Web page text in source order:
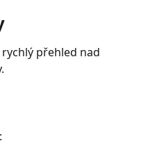
přehled nad